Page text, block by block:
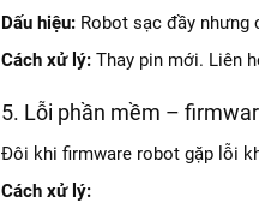
Dấu hiệu:Robot sạc đầy nhưng
Cách xử lý:Thay pin mới. Liên
5. Lỗi phần mềm –
Đôi khi firmware robot gặp lỗi
Cách xử lý: